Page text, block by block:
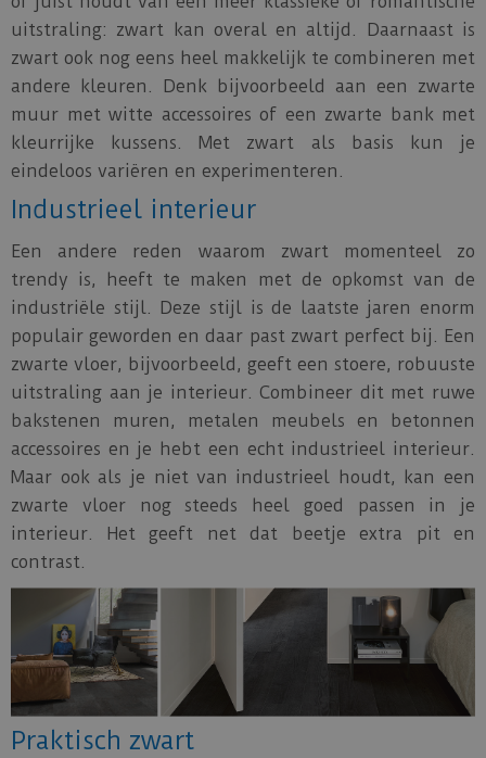
uitstraling: zwart kan overal en altijd. Daarnaast is
zwart ook nog eens heel makkelijk te combineren met
andere kleuren. Denk bijvoorbeeld aan een zwarte
muur met witte accessoires of een zwarte bank met
kleurrijke kussens. Met zwart als basis kun je
eindeloos variëren en experimenteren.
Industrieel interieur
Een andere reden waarom zwart momenteel zo
trendy is, heeft te maken met de opkomst van de
industriële stijl. Deze stijl is de laatste jaren enorm
populair geworden en daar past zwart perfect bij. Een
zwarte vloer, bijvoorbeeld, geeft een stoere, robuuste
uitstraling aan je interieur. Combineer dit met ruwe
bakstenen muren, metalen meubels en betonnen
accessoires en je hebt een echt industrieel interieur.
Maar ook als je niet van industrieel houdt, kan een
zwarte vloer nog steeds heel goed passen in je
interieur. Het geeft net dat beetje extra pit en
contrast.
Praktisch zwart